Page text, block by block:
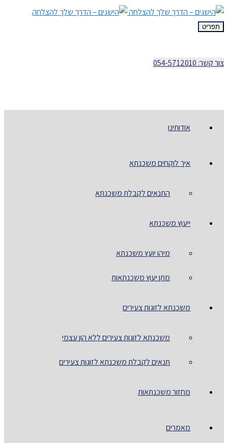
תפריט
צור קשר: 054-5712010
אודותינו
איך לוקחים משכנתא
התנאים לקבלת משכנתא
ייעוץ משכנתא
מיהו יועץ משכנתא
מתן יעוץ משכנתאות
משכנתא לזוגות צעירים
משכנתא לזוגות צעירים ללא הון עצמי
תנאים לקבלת משכנתא לזוגות צעירים
מחזור משכנתאות
מאמרים